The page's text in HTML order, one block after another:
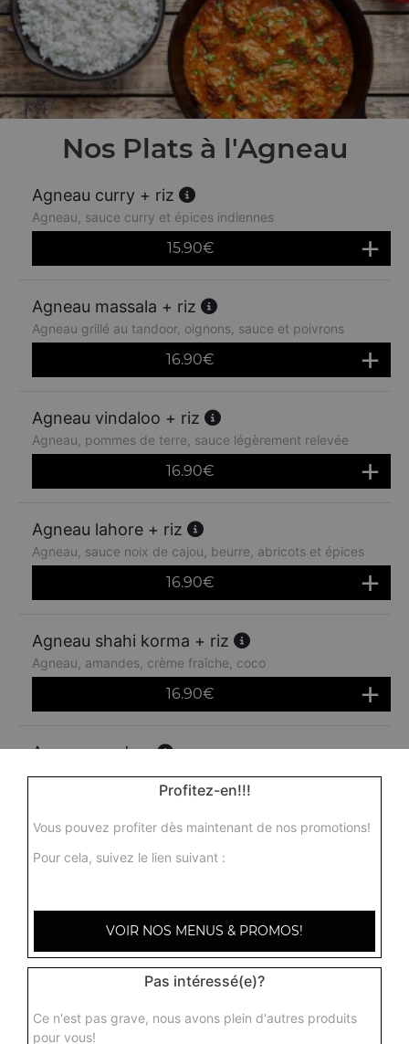
Nos Plats à l'Agneau
Agneau curry + riz
Agneau, sauce curry et épices indiennes
15.90€
Agneau massala + riz
Agneau grillé au tandoor, oignons, sauce et poivrons
16.90€
Agneau vindaloo + riz
Agneau, pommes de terre, sauce légèrement relevée
16.90€
Agneau lahore + riz
Agneau, sauce noix de cajou, beurre, abricots et épices
16.90€
Agneau shahi korma + riz
Agneau, amandes, crème fraîche, coco
16.90€
Agneau madras
Agneau madras, agneau, sauce moyennement épicée
Profitez-en!!!
Vous pouvez profiter dès maintenant de nos promotions!
Pour cela, suivez le lien suivant :
VOIR NOS MENUS & PROMOS!
Pas intéressé(e)?
Ce n'est pas grave, nous avons plein d'autres produits
pour vous!